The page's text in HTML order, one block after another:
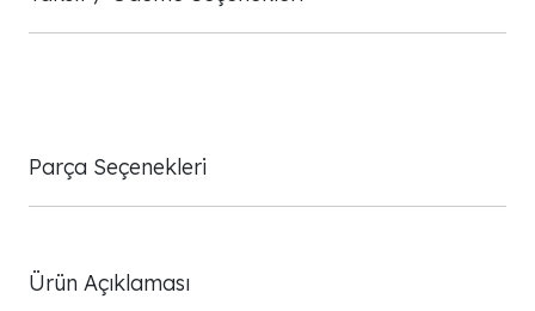
Parça Seçenekleri
Ürün Açıklaması